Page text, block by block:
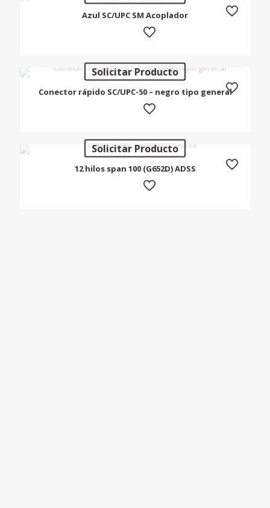
Azul SC/UPC SM Acoplador
Solicitar Producto
Conector rápido SC/UPC-50 – negro tipo general
Solicitar Producto
12 hilos span 100 (G652D) ADSS